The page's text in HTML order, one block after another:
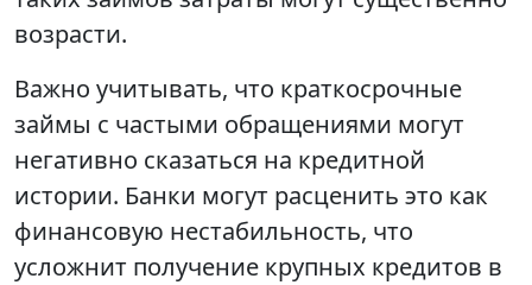
возрасти.
Важно учитывать, что краткосрочные
займы с частыми обращениями могут
негативно сказаться на кредитной
истории. Банки могут расценить это как
финансовую нестабильность, что
усложнит получение крупных кредитов в